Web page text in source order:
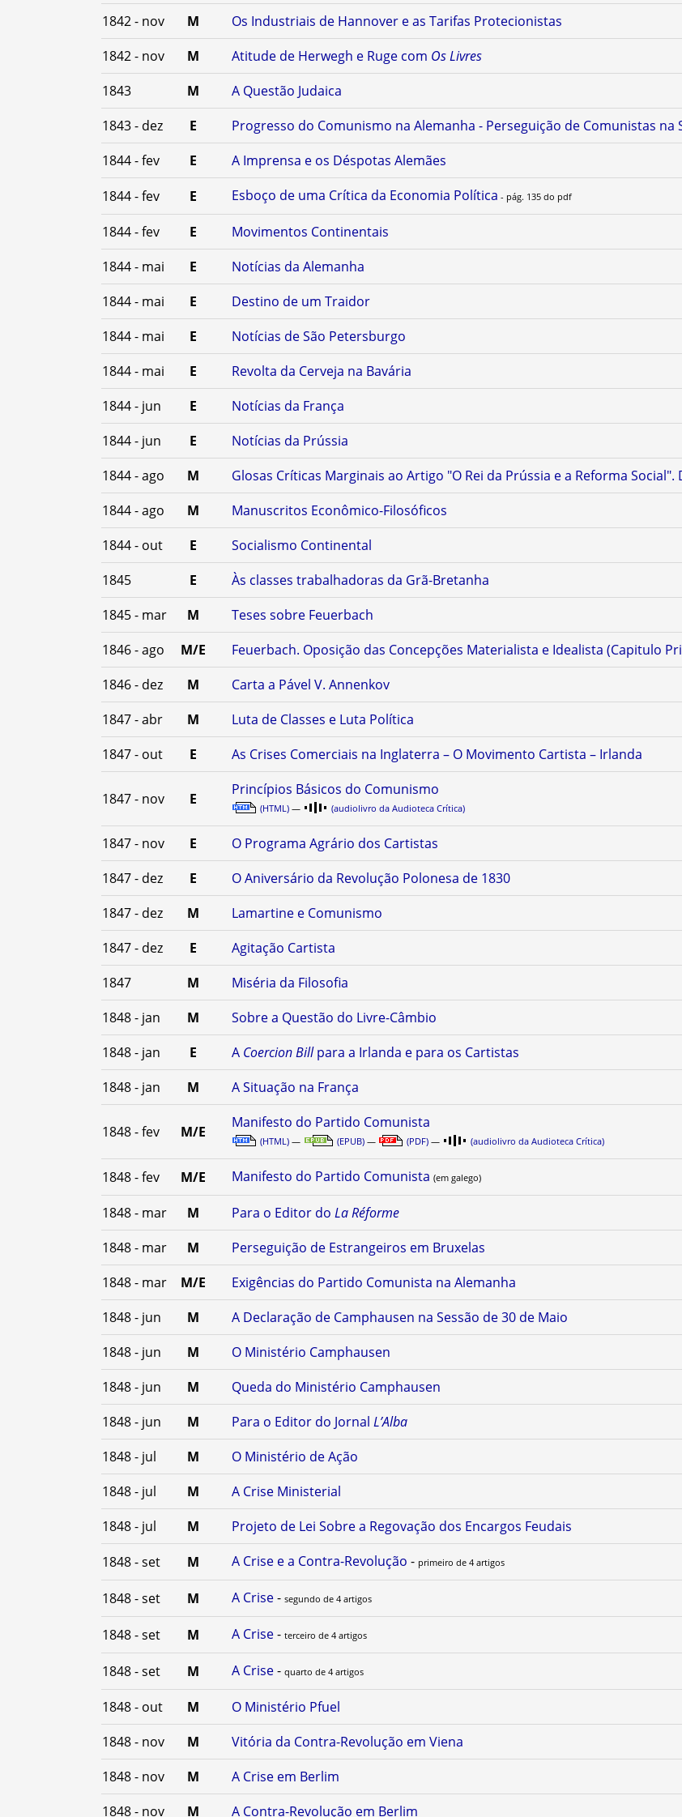
1842 - nov
M
Os Industriais de Hannover e as Tarifas Protecionistas
1842 - nov
M Atitude de Herwegh e Ruge com Os Livres
1843
M
A Questão Judaica
1843 - dez
E
Progresso do Comunismo na Alemanha - Perseguição de Comunistas na
1844 - fev
E
A Imprensa e os Déspotas Alemães
1844 - fev
E Esboço de uma Crítica da Economia Política - pág. 135 do pdf
1844 - fev E
Movimentos Continentais
1844 - mai
E
Notícias da Alemanha
1844 - mai
E
Destino de um Traidor
1844 - mai
E
Notícias de São Petersburgo
1844 - mai
E
Revolta da Cerveja na Bavária
1844 - jun
E
Notícias da França
1844 - jun
E
Notícias da Prússia
1844 - ago
M
Glosas Críticas Marginais ao Artigo "O Rei da Prússia e a Reforma
1844 - ago
M
Manuscritos Econômico-Filosóficos
1844 - out
E
Socialismo Continental
1845
E
Às classes trabalhadoras da Grã-Bretanha
1845 - mar
M
Teses sobre Feuerbach
1846 - ago
M/E Feuerbach. Oposição das Concepções Materialista e Idealista (Capitulo
1846 - dez
M
Carta a Pável V. Annenkov
1847 - abr
M
Luta de Classes e Luta Política
1847 - out
E As Crises Comerciais na Inglaterra – O Movimento Cartista – Irlanda
1847 - nov E
Princípios Básicos do Comunismo
(HTML) — (audiolivro da Audioteca Crítica)
1847 - nov E
O Programa Agrário dos Cartistas
1847 - dez
E
O Aniversário da Revolução Polonesa de 1830
1847 - dez
M
Lamartine e Comunismo
1847 - dez
E
Agitação Cartista
1847
M
Miséria da Filosofia
1848 - jan
M
Sobre a Questão do Livre-Câmbio
1848 - jan
E A Coercion Billpara a Irlanda e para os Cartistas
1848 - jan
M A Situação na França
1848 - fev M/E
Manifesto do Partido Comunista
(HTML) — (EPUB) — (PDF) — (audiolivro da Audioteca Crítica)
1848 - fev M/E Manifesto do Partido Comunista (em galego)
1848 - mar M Para o Editor do La Réforme
1848 - mar
M
Perseguição de Estrangeiros em Bruxelas
1848 - mar
M/E
Exigências do Partido Comunista na Alemanha
1848 - jun
M
A Declaração de Camphausen na Sessão de 30 de Maio
1848 - jun
M
O Ministério Camphausen
1848 - jun
M
Queda do Ministério Camphausen
1848 - jun
M Para o Editor do Jornal L’Alba
1848 - jul
M
O Ministério de Ação
1848 - jul
M
A Crise Ministerial
1848 - jul
M
Projeto de Lei Sobre a Regovação dos Encargos Feudais
1848 - set
M A Crise e a Contra-Revolução - primeiro de 4 artigos
1848 - set M A Crise- segundo de 4 artigos
1848 - set M A Crise- terceiro de 4 artigos
1848 - set M A Crise- quarto de 4 artigos
1848 - out M
O Ministério Pfuel
1848 - nov
M
Vitória da Contra-Revolução em Viena
1848 - nov
M
A Crise em Berlim
1848 - nov
M A Contra-Revolução em Berlim